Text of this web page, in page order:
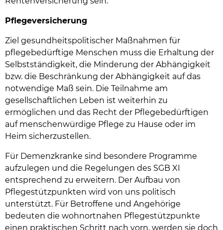
Pflegeversicherung
Ziel gesundheitspolitischer Maßnahmen für
pflegebedürftige Menschen muss die Erhaltung der
Selbstständigkeit, die Minderung der Abhängigkeit
bzw. die Beschränkung der Abhängigkeit auf das
notwendige Maß sein. Die Teilnahme am
gesellschaftlichen Leben ist weiterhin zu
ermöglichen und das Recht der Pflegebedürftigen
auf menschenwürdige Pflege zu Hause oder im
Heim sicherzustellen.
Für Demenzkranke sind besondere Programme
aufzulegen und die Regelungen des SGB XI
entsprechend zu erweitern. Der Aufbau von
Pflegestützpunkten wird von uns politisch
unterstützt. Für Betroffene und Angehörige
bedeuten die wohnortnahen Pflegestützpunkte
einen praktischen Schritt nach vorn, werden sie doch